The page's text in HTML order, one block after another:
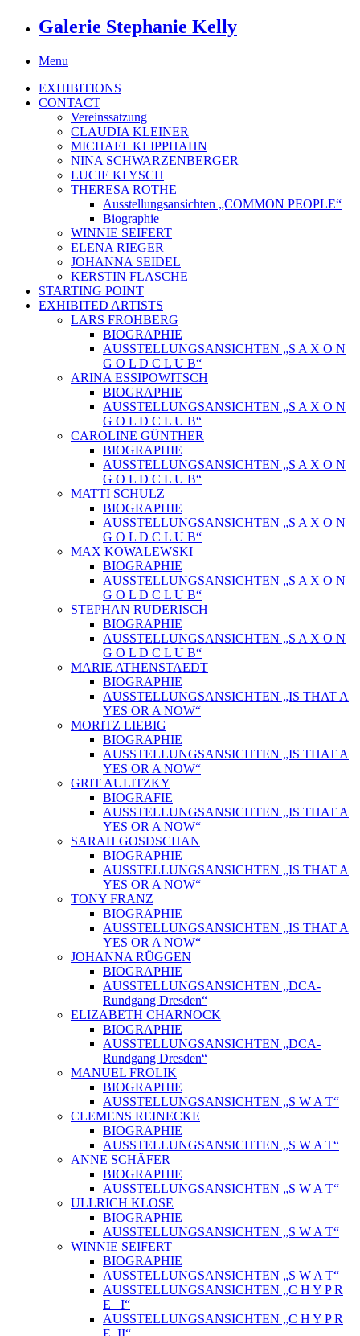
Galerie Stephanie Kelly
Menu
EXHIBITIONS
CONTACT
Vereinssatzung
CLAUDIA KLEINER
MICHAEL KLIPPHAHN
NINA SCHWARZENBERGER
LUCIE KLYSCH
THERESA ROTHE
Ausstellungsansichten „COMMON PEOPLE“
Biographie
WINNIE SEIFERT
ELENA RIEGER
JOHANNA SEIDEL
KERSTIN FLASCHE
STARTING POINT
EXHIBITED ARTISTS
LARS FROHBERG
BIOGRAPHIE
AUSSTELLUNGSANSICHTEN „S A X O N
G O L D C L U B“
ARINA ESSIPOWITSCH
BIOGRAPHIE
AUSSTELLUNGSANSICHTEN „S A X O N
G O L D C L U B“
CAROLINE GÜNTHER
BIOGRAPHIE
AUSSTELLUNGSANSICHTEN „S A X O N
G O L D C L U B“
MATTI SCHULZ
BIOGRAPHIE
AUSSTELLUNGSANSICHTEN „S A X O N
G O L D C L U B“
MAX KOWALEWSKI
BIOGRAPHIE
AUSSTELLUNGSANSICHTEN „S A X O N
G O L D C L U B“
STEPHAN RUDERISCH
BIOGRAPHIE
AUSSTELLUNGSANSICHTEN „S A X O N
G O L D C L U B“
MARIE ATHENSTAEDT
BIOGRAPHIE
AUSSTELLUNGSANSICHTEN „IS THAT A
YES OR A NOW“
MORITZ LIEBIG
BIOGRAPHIE
AUSSTELLUNGSANSICHTEN „IS THAT A
YES OR A NOW“
GRIT AULITZKY
BIOGRAFIE
AUSSTELLUNGSANSICHTEN „IS THAT A
YES OR A NOW“
SARAH GOSDSCHAN
BIOGRAPHIE
AUSSTELLUNGSANSICHTEN „IS THAT A
YES OR A NOW“
TONY FRANZ
BIOGRAPHIE
AUSSTELLUNGSANSICHTEN „IS THAT A
YES OR A NOW“
JOHANNA RÜGGEN
BIOGRAPHIE
AUSSTELLUNGSANSICHTEN „DCA-
Rundgang Dresden“
ELIZABETH CHARNOCK
BIOGRAPHIE
AUSSTELLUNGSANSICHTEN „DCA-
Rundgang Dresden“
MANUEL FROLIK
BIOGRAPHIE
AUSSTELLUNGSANSICHTEN „S W A T“
CLEMENS REINECKE
BIOGRAPHIE
AUSSTELLUNGSANSICHTEN „S W A T“
ANNE SCHÄFER
BIOGRAPHIE
AUSSTELLUNGSANSICHTEN „S W A T“
ULLRICH KLOSE
BIOGRAPHIE
AUSSTELLUNGSANSICHTEN „S W A T“
WINNIE SEIFERT
BIOGRAPHIE
AUSSTELLUNGSANSICHTEN „S W A T“
AUSSTELLUNGSANSICHTEN „C H Y P R
E_ I“
AUSSTELLUNGSANSICHTEN „C H Y P R
E_II“